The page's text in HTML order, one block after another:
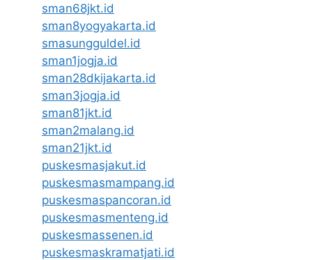
sman68jkt.id
sman8yogyakarta.id
smasungguldel.id
sman1jogja.id
sman28dkijakarta.id
sman3jogja.id
sman81jkt.id
sman2malang.id
sman21jkt.id
puskesmasjakut.id
puskesmasmampang.id
puskesmaspancoran.id
puskesmasmenteng.id
puskesmassenen.id
puskesmaskramatjati.id